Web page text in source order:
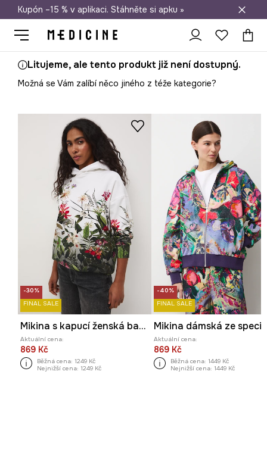
Doprava zdarma při nákupu nad 1 200 Kč
Kupón –15 % v aplikaci. Stáhněte si apku »
Litujeme, ale tento produkt již není dostupný.
Možná se Vám zalíbí něco jiného z téže kategorie?
-30%
FINAL SALE
Mikina s kapucí ženská bavlněná s elastanem
Aktuální cena:
869 Kč
Běžná cena: 1249 Kč
Nejnižší cena: 1249 Kč
-40%
FINAL SALE
Aktuální cena:
869 Kč
Běžná cena: 1449 Kč
Nejnižší cena: 1449 Kč